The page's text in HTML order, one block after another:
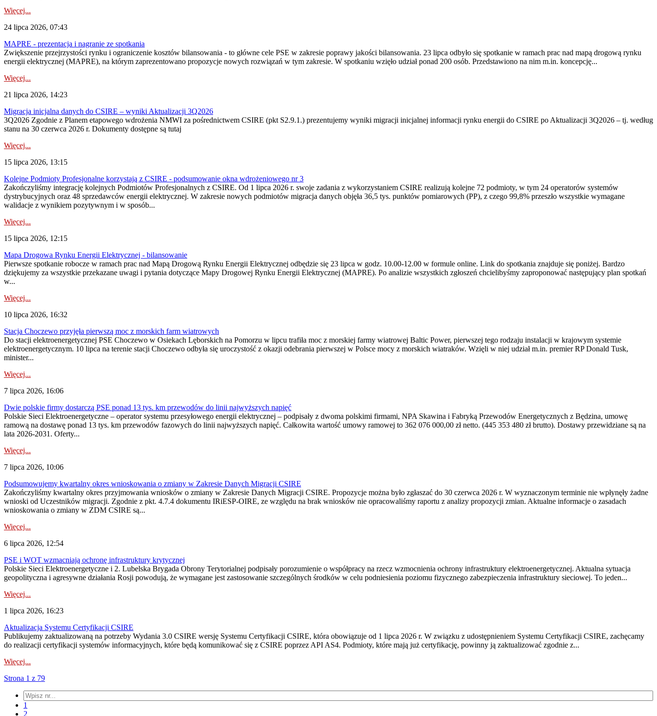
Więcej...
24 lipca 2026, 07:43
MAPRE - prezentacja i nagranie ze spotkania
Zwiększenie przejrzystości rynku i ograniczenie kosztów bilansowania - to główne cele PSE w zakresie poprawy jakości bilansowania. 23 lipca odbyło się spotkanie w ramach prac nad mapą drogową rynku
energii elektrycznej (MAPRE), na którym zaprezentowano propozycje nowych rozwiązań w tym zakresie. W spotkaniu wzięło udział ponad 200 osób. Przedstawiono na nim m.in. koncepcję...
Więcej...
21 lipca 2026, 14:23
Migracja inicjalna danych do CSIRE – wyniki Aktualizacji 3Q2026
3Q2026 Zgodnie z Planem etapowego wdrożenia NMWI za pośrednictwem CSIRE (pkt S2.9.1.) prezentujemy wyniki migracji inicjalnej informacji rynku energii do CSIRE po Aktualizacji 3Q2026 – tj. według
stanu na 30 czerwca 2026 r. Dokumenty dostępne są tutaj
Więcej...
15 lipca 2026, 13:15
Kolejne Podmioty Profesjonalne korzystają z CSIRE - podsumowanie okna wdrożeniowego nr 3
Zakończyliśmy integrację kolejnych Podmiotów Profesjonalnych z CSIRE. Od 1 lipca 2026 r. swoje zadania z wykorzystaniem CSIRE realizują kolejne 72 podmioty, w tym 24 operatorów systemów
dystrybucyjnych oraz 48 sprzedawców energii elektrycznej. W zakresie nowych podmiotów migracja danych objęła 36,5 tys. punktów pomiarowych (PP), z czego 99,8% przeszło wszystkie wymagane
walidacje z wynikiem pozytywnym i w sposób...
Więcej...
15 lipca 2026, 12:15
Mapa Drogowa Rynku Energii Elektrycznej - bilansowanie
Pierwsze spotkanie robocze w ramach prac nad Mapą Drogową Rynku Energii Elektrycznej odbędzie się 23 lipca w godz. 10.00-12.00 w formule online. Link do spotkania znajduje się poniżej. Bardzo
dziękujemy za wszystkie przekazane uwagi i pytania dotyczące Mapy Drogowej Rynku Energii Elektrycznej (MAPRE). Po analizie wszystkich zgłoszeń chcielibyśmy zaproponować następujący plan spotkań
w...
Więcej...
10 lipca 2026, 16:32
Stacja Choczewo przyjęła pierwszą moc z morskich farm wiatrowych
Do stacji elektroenergetycznej PSE Choczewo w Osiekach Lęborskich na Pomorzu w lipcu trafiła moc z morskiej farmy wiatrowej Baltic Power, pierwszej tego rodzaju instalacji w krajowym systemie
elektroenergetycznym. 10 lipca na terenie stacji Choczewo odbyła się uroczystość z okazji odebrania pierwszej w Polsce mocy z morskich wiatraków. Wzięli w niej udział m.in. premier RP Donald Tusk,
minister...
Więcej...
7 lipca 2026, 16:06
Dwie polskie firmy dostarczą PSE ponad 13 tys. km przewodów do linii najwyższych napięć
Polskie Sieci Elektroenergetyczne – operator systemu przesyłowego energii elektrycznej – podpisały z dwoma polskimi firmami, NPA Skawina i Fabryką Przewodów Energetycznych z Będzina, umowę
ramową na dostawę ponad 13 tys. km przewodów fazowych do linii najwyższych napięć. Całkowita wartość umowy ramowej to 362 076 000,00 zł netto. (445 353 480 zł brutto). Dostawy przewidziane są na
lata 2026-2031. Oferty...
Więcej...
7 lipca 2026, 10:06
Podsumowujemy kwartalny okres wnioskowania o zmiany w Zakresie Danych Migracji CSIRE
Zakończyliśmy kwartalny okres przyjmowania wniosków o zmiany w Zakresie Danych Migracji CSIRE. Propozycje można było zgłaszać do 30 czerwca 2026 r. W wyznaczonym terminie nie wpłynęły żadne
wnioski od Uczestników migracji. Zgodnie z pkt. 4.7.4 dokumentu IRiESP-OIRE, ze względu na brak wniosków nie opracowaliśmy raportu z analizy propozycji zmian. Aktualne informacje o zasadach
wnioskowania o zmiany w ZDM CSIRE są...
Więcej...
6 lipca 2026, 12:54
PSE i WOT wzmacniają ochronę infrastruktury krytycznej
Polskie Sieci Elektroenergetyczne i 2. Lubelska Brygada Obrony Terytorialnej podpisały porozumienie o współpracy na rzecz wzmocnienia ochrony infrastruktury elektroenergetycznej. Aktualna sytuacja
geopolityczna i agresywne działania Rosji powodują, że wymagane jest zastosowanie szczególnych środków w celu podniesienia poziomu fizycznego zabezpieczenia infrastruktury sieciowej. To jeden...
Więcej...
1 lipca 2026, 16:23
Aktualizacja Systemu Certyfikacji CSIRE
Publikujemy zaktualizowaną na potrzeby Wydania 3.0 CSIRE wersję Systemu Certyfikacji CSIRE, która obowiązuje od 1 lipca 2026 r. W związku z udostępnieniem Systemu Certyfikacji CSIRE, zachęcamy
do realizacji certyfikacji systemów informacyjnych, które będą komunikować się z CSIRE poprzez API AS4. Podmioty, które mają już certyfikację, powinny ją zaktualizować zgodnie z...
Więcej...
Strona 1 z 79
1
2